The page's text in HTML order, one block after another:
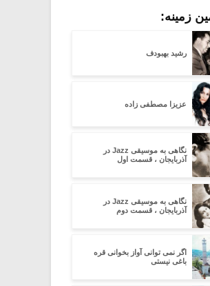
زمینه:
رشید بهبودف
عزیزا مصطفی زاده
نگاهی به موسیقی Jazz در
آذربایجان ، قسمت اول
نگاهی به موسیقی Jazz در
آذربایجان ، قسمت دوم
اگر نمی توانی آواز بخوانی قره
باغی نیستی